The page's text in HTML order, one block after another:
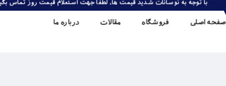
با توجه به نوسانات شدید قیمت ها، لطفا جهت استعلام قیمت روز تماس
صفحه اصلی فروشگاه مقالات درباره ما